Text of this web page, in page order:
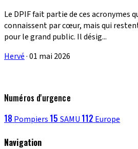
Le DPIF fait partie de ces acronymes
connaissent par cœur, mais qui
pour le grand public. Il désig...
Hervé·01 mai 2026
Numéros d'urgence
18Pompiers15 SAMU112Europe
Navigation